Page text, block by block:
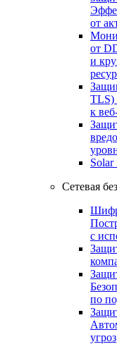
от
от
и
TLS)
к
Solar
Сетевая
с
по
угроз